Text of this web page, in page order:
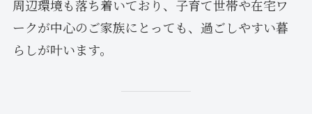
周辺環境も落ち着いており、子育て世帯や在宅ワ
ークが中心のご家族にとっても、過ごしやすい暮
らしが叶います。